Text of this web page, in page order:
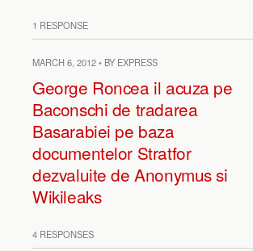
1 RESPONSE
MARCH 6, 2012 • BY EXPRESS
George Roncea il acuza pe
Baconschi de tradarea
Basarabiei pe baza
documentelor Stratfor
dezvaluite de Anonymus si
Wikileaks
4 RESPONSES